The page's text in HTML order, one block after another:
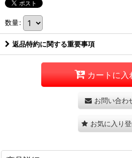
数量:
返品特約に関する重要事項
カートに入
お問い合わ
お気に入り